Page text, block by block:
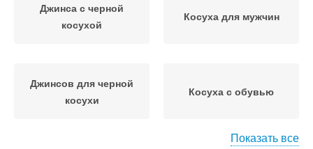
Джинса с черной
косухой
Косуха для мужчин
Джинсов для черной
косухи
Косуха с обувью
Показать все